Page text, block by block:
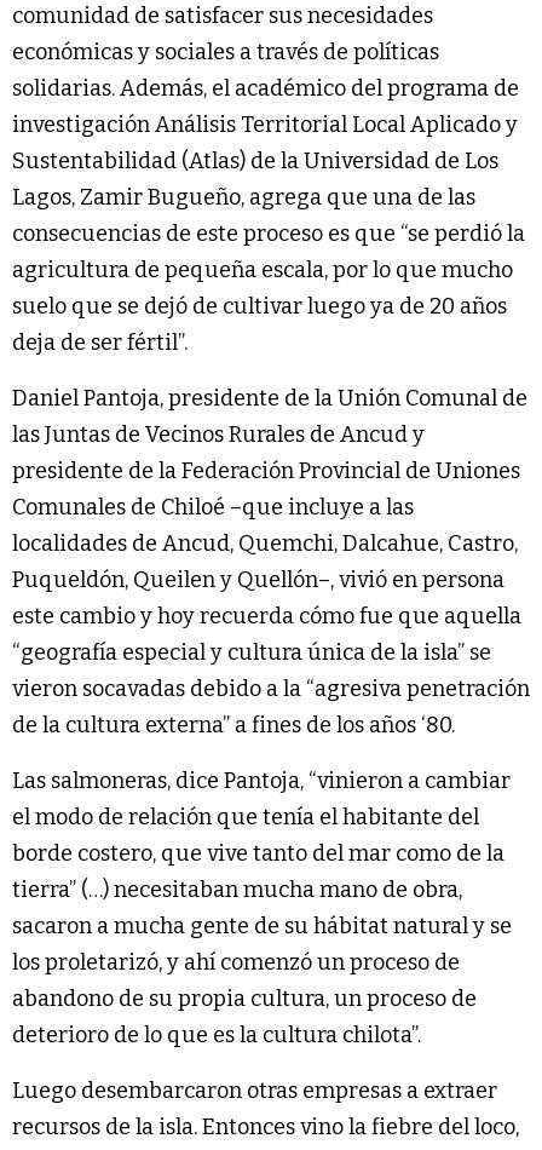
comunidad de satisfacer sus necesidades
económicas y sociales a través de políticas
solidarias. Además, el académico del programa de
investigación Análisis Territorial Local Aplicado y
Sustentabilidad (Atlas) de la Universidad de Los
Lagos, Zamir Bugueño, agrega que una de las
consecuencias de este proceso es que “se perdió la
agricultura de pequeña escala, por lo que mucho
suelo que se dejó de cultivar luego ya de 20 años
deja de ser fértil”.
Daniel Pantoja, presidente de la Unión Comunal de
las Juntas de Vecinos Rurales de Ancud y
presidente de la Federación Provincial de Uniones
Comunales de Chiloé –que incluye a las
localidades de Ancud, Quemchi, Dalcahue, Castro,
Puqueldón, Queilen y Quellón–, vivió en persona
este cambio y hoy recuerda cómo fue que aquella
“geografía especial y cultura única de la isla” se
vieron socavadas debido a la “agresiva penetración
de la cultura externa” a fines de los años ‘80.
Las salmoneras, dice Pantoja, “vinieron a cambiar
el modo de relación que tenía el habitante del
borde costero, que vive tanto del mar como de la
tierra” (…) necesitaban mucha mano de obra,
sacaron a mucha gente de su hábitat natural y se
los proletarizó, y ahí comenzó un proceso de
abandono de su propia cultura, un proceso de
deterioro de lo que es la cultura chilota”.
Luego desembarcaron otras empresas a extraer
recursos de la isla. Entonces vino la fiebre del loco,